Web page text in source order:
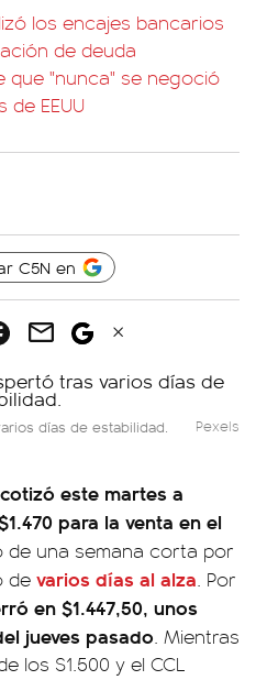
los encajes bancarios
de deuda
que "nunca" se negoció
EEUU
C5N en
días de estabilidad. Pexels
este martes a
para la venta en el
de una semana corta por
de varios días al alza. Por
en $1.447,50, unos
jueves pasado. Mientras
los $1.500 y el CCL